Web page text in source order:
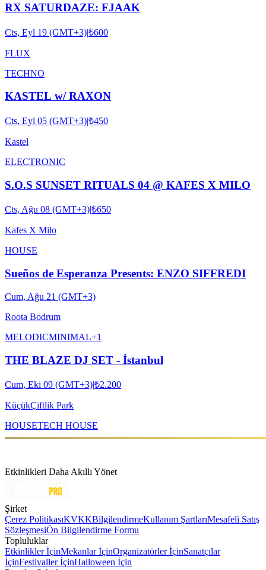
RX SATURDAZE: FJAAK
Cts, Eyl 19 (GMT+3)|₺600
FLUX
TECHNO
KASTEL w/ RAXON
Cts, Eyl 05 (GMT+3)|₺450
Kastel
ELECTRONIC
S.O.S SUNSET RITUALS 04 @ KAFES X MILO
Cts, Ağu 08 (GMT+3)|₺650
Kafes X Milo
HOUSE
Sueños de Esperanza Presents: ENZO SIFFREDI
Cum, Ağu 21 (GMT+3)
Roota Bodrum
MELODICMINIMAL+1
THE BLAZE DJ SET - İstanbul
Cum, Eki 09 (GMT+3)|₺2.200
KüçükÇiftlik Park
HOUSETECH HOUSE
Etkinlikleri Daha Akıllı Yönet
Şirket
Çerez PolitikasıKVKKBilgilendirmeKullanım ŞartlarıMesafeli Satış
SözleşmesiÖn Bilgilendirme Formu
Topluluklar
Etkinlikler İçinMekanlar İçinOrganizatörler İçinSanatçılar
İçinFestivaller İçinHalloween İçin